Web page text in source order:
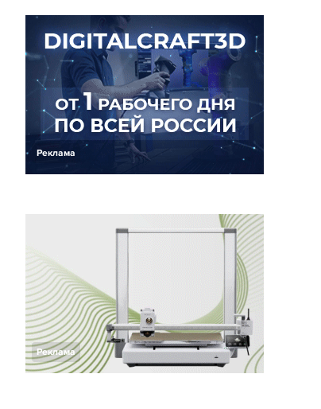
Реклама
Реклама